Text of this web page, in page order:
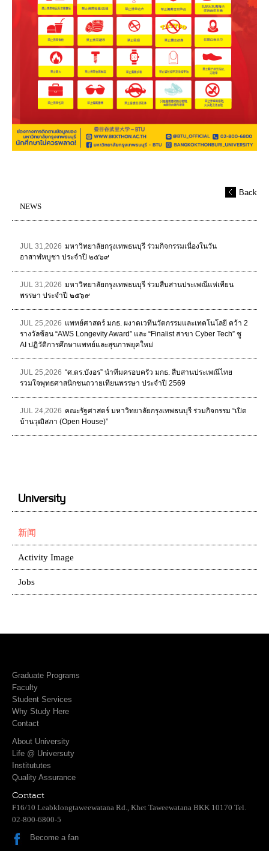
Back
NEWS
JUL 31,2026 มหาวิทยาลัยกรุงเทพธนบุรี ร่วมกิจกรรมเนื่องในวัน
อาสาฬหบูชา ประจำปี ๒๕๖๙
JUL 31,2026 มหาวิทยาลัยกรุงเทพธนบุรี ร่วมสืบสานประเพณีแห่เทียน
พรรษา ประจำปี ๒๕๖๙
JUL 25,2026 แพทย์ศาสตร์ มกธ. ผงาดเวทีนวัตกรรมและเทคโนโลยี คว้า 2
รางวัลซ้อน “AWS Longevity Award” และ “Finalist สาขา Cyber Tech” ชู
AI ปฏิวัติการศึกษาแพทย์และสุขภาพยุคใหม่
JUL 25,2026 “ศ.ดร.บังอร” นำทีมครอบครัว มกธ. สืบสานประเพณีไทย
รวมใจพุทธศาสนิกชนถวายเทียนพรรษา ประจำปี 2569
JUL 24,2026 คณะรัฐศาสตร์ มหาวิทยาลัยกรุงเทพธนบุรี ร่วมกิจกรรม “เปิด
บ้านวุฒิสภา (Open House)”
University
新闻
Activity Image
Jobs
Graduate Programs
Faculty
Student Services
Why Study Here
Contact
About University
Life @ Universuty
Institututes
Quality Assurance
Contact
F16/10 Leabklongtaweewatana Rd., Khet Taweewatana BKK 10170 Tel.
02-800-6800-5
Become a fan